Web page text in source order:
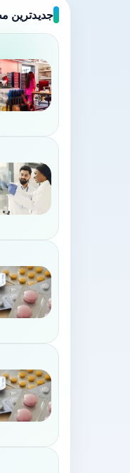
جدیدترین